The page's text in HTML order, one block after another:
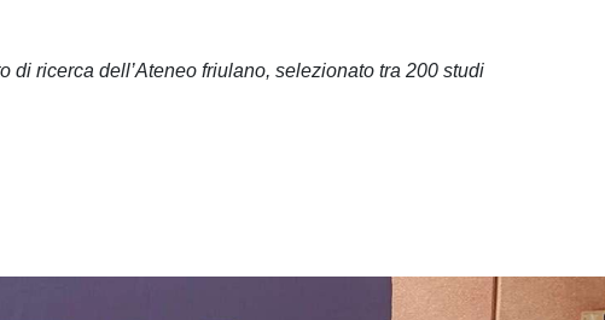
di ricerca dell’Ateneo friulano, selezionato tra 200 studi